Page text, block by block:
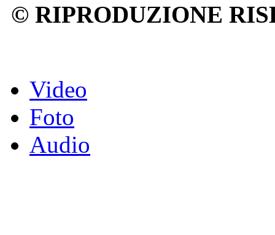
© RIPRODUZIONE
Video
Foto
Audio